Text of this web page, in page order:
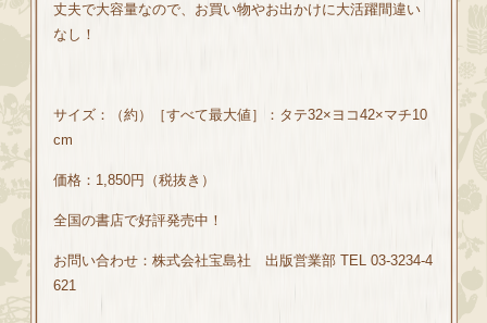
丈夫で大容量なので、お買い物やお出かけに大活躍間違い
なし！
サイズ：（約）［すべて最大値］：タテ32×ヨコ42×マチ10
cm
価格：1,850円（税抜き）
全国の書店で好評発売中！
お問い合わせ：株式会社宝島社 出版営業部 TEL 03-3234-4
621